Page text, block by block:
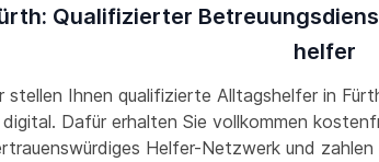
Qualifizierter
helfer
stellen Ihnen qualifizierte Alltagshelfer in
Dafür erhalten Sie vollkommen
Helfer-Netzwerk und